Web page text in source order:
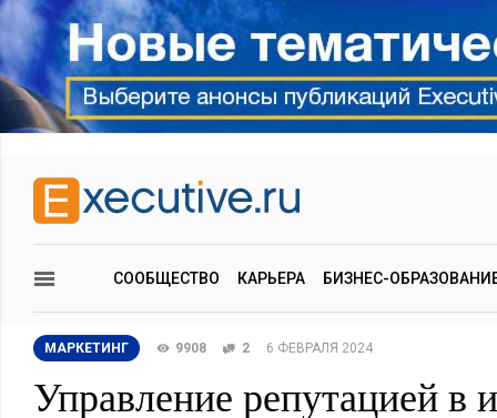
СООБЩЕСТВО КАРЬЕРА БИЗНЕС-
МАРКЕТИНГ 9908 2 6 ФЕВРАЛЯ 2024
Управление репутацией в